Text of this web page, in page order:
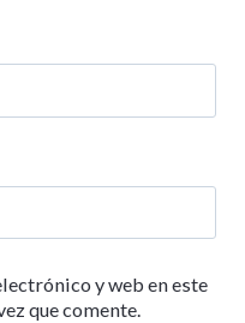
y web en este
que comente.